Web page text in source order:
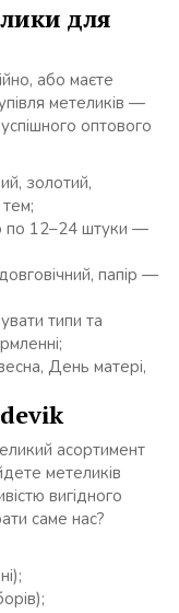
для
або маєте
метеликів —
оптового
золотий,
по 12–24 штуки —
папір —
типи та
День матері,
асортимент
метеликів
вигідного
саме нас?